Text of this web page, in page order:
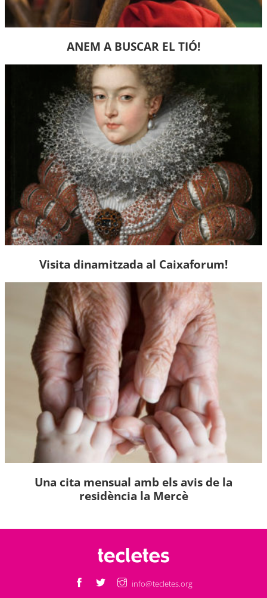
ANEM A BUSCAR EL TIÓ!
Visita dinamitzada al Caixaforum!
Una cita mensual amb els avis de la
residència la Mercè
info@tecletes.org